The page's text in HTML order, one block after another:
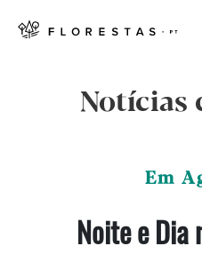
Notícias
Em
Noite e Dia